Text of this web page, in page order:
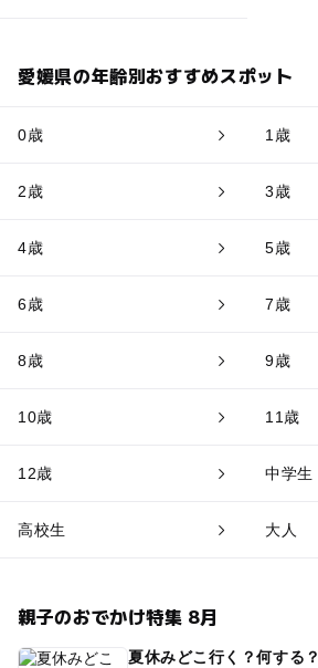
愛媛県の年齢別おすすめスポット
0歳 1歳
2歳 3歳
4歳 5歳
6歳 7歳
8歳 9歳
10歳 11歳
12歳 中学生
高校生 大人
親子のおでかけ特集 8月
夏休みどこ行く？何する？